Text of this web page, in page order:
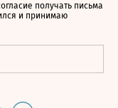
получать письма
и принимаю